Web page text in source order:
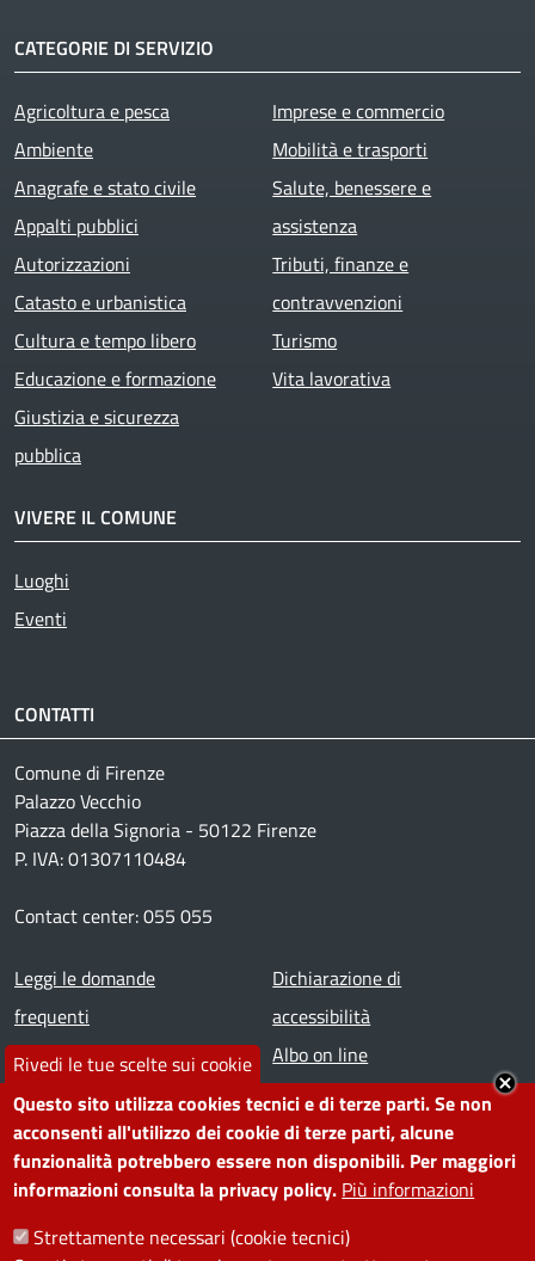
Rivedi le tue scelte sui cookie
Questo sito utilizza cookies tecnici e di terze parti. Se non
acconsenti all'utilizzo dei cookie di terze parti, alcune
funzionalità potrebbero essere non disponibili. Per maggiori
informazioni consulta la privacy policy. Più informazioni
Strettamente necessari (cookie tecnici)
CATEGORIE DI SERVIZIO
Agricoltura e pesca
Ambiente
Anagrafe e stato civile
Appalti pubblici
Autorizzazioni
Catasto e urbanistica
Cultura e tempo libero
Educazione e formazione
Giustizia e sicurezza
pubblica
Imprese e commercio
Mobilità e trasporti
Salute, benessere e
assistenza
Tributi, finanze e
contravvenzioni
Turismo
Vita lavorativa
VIVERE IL COMUNE
Luoghi
Eventi
CONTATTI
Comune di Firenze
Palazzo Vecchio
Piazza della Signoria - 50122 Firenze
P. IVA: 01307110484
Contact center: 055 055
Footer menu
Leggi le domande
frequenti
Prenota appuntamento
Segnala disservizio
Amministrazione
trasparente
Note legali
Dichiarazione di
accessibilità
Albo on line
Redazione web
Piano di miglioramento dei
servizi
Contatti